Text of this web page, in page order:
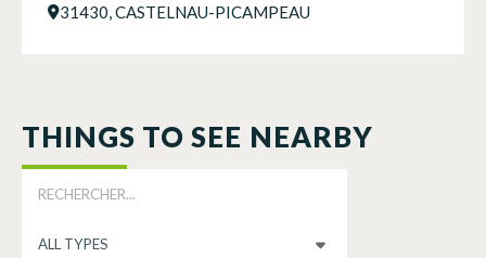
31430, CASTELNAU-PICAMPEAU
THINGS TO SEE NEARBY